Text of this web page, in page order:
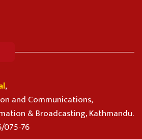
,
and Communications,
& Broadcasting, Kathmandu.
075-76